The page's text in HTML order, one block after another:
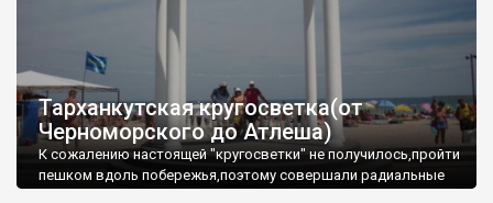
Тарханкутская кругосветка(от
Черноморского до Атлеша)
К сожалению настоящей "кругосветки" не получилось,пройти
пешком вдоль побережья,поэтому совершали радиальные